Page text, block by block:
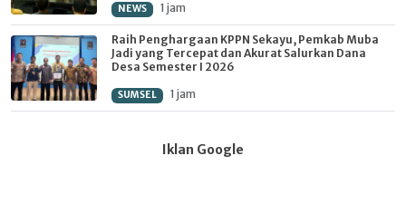
NEWS 1 jam
Raih Penghargaan KPPN Sekayu, Pemkab Muba
Jadi yang Tercepat dan Akurat Salurkan Dana
Desa Semester I 2026
SUMSEL 1 jam
Iklan Google